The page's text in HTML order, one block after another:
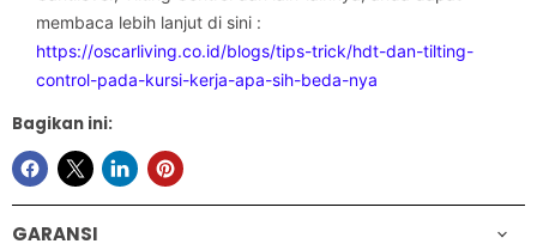
membaca lebih lanjut di sini :
https://oscarliving.co.id/blogs/tips-trick/hdt-dan-tilting-
control-pada-kursi-kerja-apa-sih-beda-nya
Bagikan ini:
GARANSI